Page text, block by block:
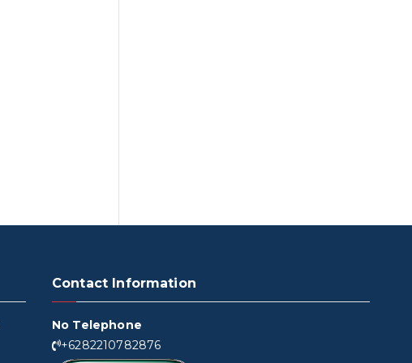
Contact Information
No Telephone
+6282210782876